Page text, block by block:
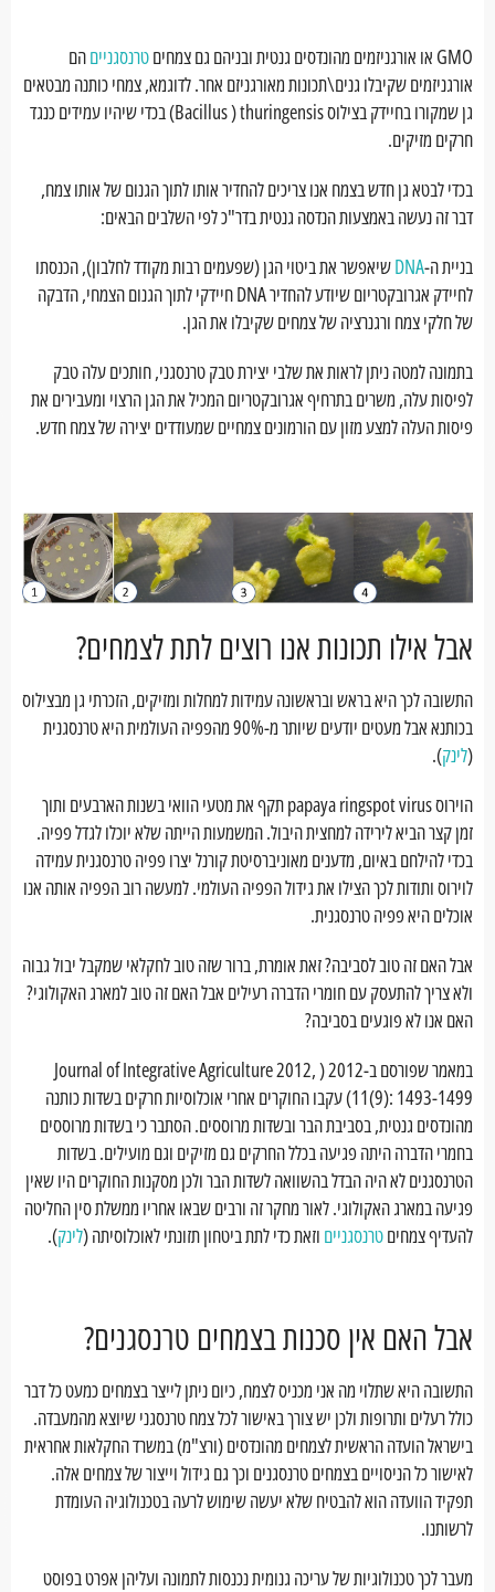
GMO או אורגניזמים מהונדסים גנטית ובניהם גם צמחים טרנסגנייםהם
אורגניזמים שקיבלו גנים\תכונות מאורגניזם אחר. לדוגמא, צמחי כותנה מבטאים
גן שמקורו בחיידק בצילוס Bacillus ) thuringensis) בכדי שיהיו עמידים כנגד
חרקים מזיקים.
בכדי לבטא גן חדש בצמח אנו צריכים להחדיר אותו לתוך הגנום של אותו צמח,
דבר זה נעשה באמצעות הנדסה גנטית בדר"כ לפי השלבים הבאים:
בניית ה-DNAשיאפשר את ביטוי הגן (שפעמים רבות מקודד לחלבון), הכנסתו
לחיידק אגרובקטריום שיודע להחדיר DNA חיידקי לתוך הגנום הצמחי, הדבקה
של חלקי צמח ורגנרציה של צמחים שקיבלו את הגן.
בתמונה למטה ניתן לראות את שלבי יצירת טבק טרנסגני, חותכים עלה טבק
לפיסות עלה, משרים בתרחיף אגרובקטריום המכיל את הגן הרצוי ומעבירים את
פיסות העלה למצע מזון עם הורמונים צמחיים שמעודדים יצירה של צמח חדש.
אבל אילו תכונות אנו רוצים לתת לצמחים?
התשובה לכך היא בראש ובראשונה עמידות למחלות ומזיקים, הזכרתי גן מבצילוס
בכותנא אבל מעטים יודעים שיותר מ-90% מהפפיה העולמית היא טרנסגנית
(לינק).
הוירוס papaya ringspot virus תקף את מטעי הוואי בשנות הארבעים ותוך
זמן קצר הביא לירידה למחצית היבול. המשמעות הייתה שלא יוכלו לגדל פפיה.
בכדי להילחם באיום, מדענים מאוניברסיטת קורנל יצרו פפיה טרנסגנית עמידה
לוירוס ותודות לכך הצילו את גידול הפפיה העולמי. למעשה רוב הפפיה אותה אנו
אוכלים היא פפיה טרנסגנית.
אבל האם זה טוב לסביבה? זאת אומרת, ברור שזה טוב לחקלאי שמקבל יבול גבוה
ולא צריך להתעסק עם חומרי הדברה רעילים אבל האם זה טוב למארג האקולוגי?
האם אנו לא פוגעים בסביבה?
במאמר שפורסם ב-2012 ( Journal of Integrative Agriculture 2012,
11(9): 1493-1499) עקבו החוקרים אחרי אוכלוסיות חרקים בשדות כותנה
מהונדסים גנטית, בסביבת הבר ובשדות מרוססים. הסתבר כי בשדות מרוססים
בחמרי הדברה היתה פגיעה בכלל החרקים גם מזיקים וגם מועילים. בשדות
הטרנסגנים לא היה הבדל בהשוואה לשדות הבר ולכן מסקנות החוקרים היו שאין
פגיעה במארג האקולוגי. לאור מחקר זה ורבים שבאו אחריו ממשלת סין החליטה
להעדיף צמחיםטרנסגניים וזאת כדי לתת ביטחון תזונתי לאוכלוסיתה (לינק).
אבל האם אין סכנות בצמחים טרנסגנים?
התשובה היא שתלוי מה אני מכניס לצמח, כיום ניתן לייצר בצמחים כמעט כל דבר
כולל רעלים ותרופות ולכן יש צורך באישור לכל צמח טרנסגני שיוצא מהמעבדה.
בישראל הועדה הראשית לצמחים מהונדסים (ורצ"מ) במשרד החקלאות אחראית
לאישור כל הניסויים בצמחים טרנסגנים וכך גם גידול וייצור של צמחים אלה.
תפקיד הוועדה הוא להבטיח שלא יעשה שימוש לרעה בטכנולוגיה העומדת
לרשותנו.
מעבר לכך טכנולוגיות של עריכה גנומית נכנסות לתמונה ועליהן אפרט בפוסט